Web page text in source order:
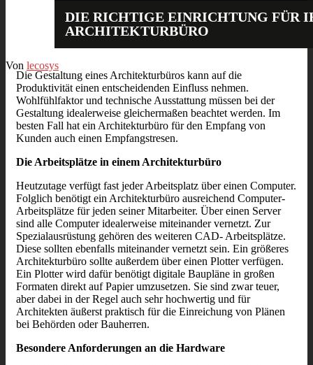
DIE RICHTIGE EINRICHTUNG FÜR
ARCHITEKTURBÜRO
Von lecosys
Die Gestaltung eines Architekturbüros kann auf die
Produktivität einen entscheidenden Einfluss nehmen.
Wohlfühlfaktor und technische Ausstattung müssen bei der
Gestaltung idealerweise gleichermaßen beachtet werden. Im
besten Fall hat ein Architekturbüro für den Empfang von
Kunden auch einen Empfangstresen.
Die Arbeitsplätze in einem Architekturbüro
Heutzutage verfügt fast jeder Arbeitsplatz über einen Computer.
Folglich benötigt ein Architekturbüro ausreichend Computer-
Arbeitsplätze für jeden seiner Mitarbeiter. Über einen Server
sind alle Computer idealerweise miteinander vernetzt. Zur
Spezialausrüstung gehören des weiteren CAD- Arbeitsplätze.
Diese sollten ebenfalls miteinander vernetzt sein. Ein größeres
Architekturbüro sollte außerdem über einen Plotter verfügen.
Ein Plotter wird dafür benötigt digitale Baupläne in großen
Formaten direkt auf Papier umzusetzen. Sie sind zwar teuer,
aber dabei in der Regel auch sehr hochwertig und für
Architekten äußerst praktisch für die Einreichung von Plänen
bei Behörden oder Bauherren.
Besondere Anforderungen an die Hardware